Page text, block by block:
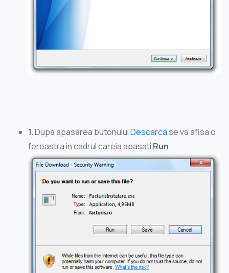
1.Dupa apasarea butonuluiDescarcase va afisa o
fereastra in cadrul careia apasati Run